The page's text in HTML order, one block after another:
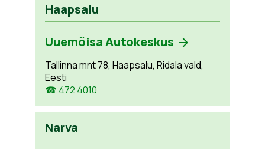
Haapsalu
Uuemõisa Autokeskus
Tallinna mnt 78, Haapsalu, Ridala vald,
Eesti
☎ 472 4010
Narva